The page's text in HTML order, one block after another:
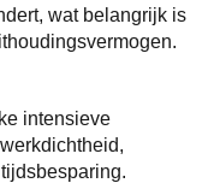
wat belangrijk is
intensieve